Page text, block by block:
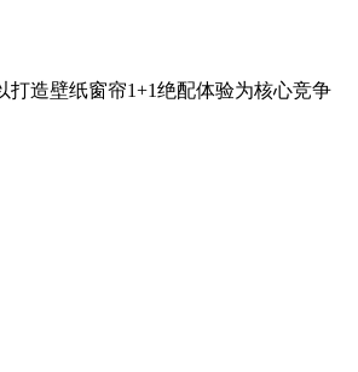
打造壁纸窗帘1+1绝配体验为核心竞争